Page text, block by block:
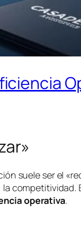
suele ser el
competitividad.
operativa.